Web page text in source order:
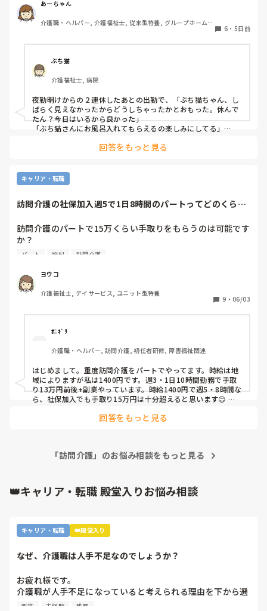
行きたくないな…」と感じることはあります。
そんなときに「この仕事をやっていてよかった」と思えた出
来事を思い浮かべたら前向きな気持ちで出勤できるかな？と
皆さんが訪問介護の仕事で「やっていてよかった」と感じた
エピソードがあれば、ぜひ教えてください。
あーちゃん
介護職・ヘルパー, 介護福祉士, 従来型特養, グループホーム,
6 ・ 5日前
ぶち猫
介護福祉士, 病院
夜勤明けからの２連休したあとの出勤で、「ぶち猫ちゃん、し
ばらく見えなかったからどうしちゃったかとおもった。休んで
たん？今日はいるから良かった」
「ぶち猫さんにお風呂入れてもらえるの楽しみにしてる」
回答をもっと見る
キャリア・転職
訪問介護の社保加入週5で1日8時間のパートってどのくらい
訪問介護のパートで15万くらい手取りをもらうのは可能です
か？
訪問介護に興味があるのですが、施設と違い件数をたくさん
ないイメージがあります。
訪問介護は、扶養内パートの方が多いのでしょうか？
社保に加入して正社員ではなくパートとして仕事をしたいと
パート 給料 訪問介護
ヨウコ
介護福祉士, デイサービス, ユニット型特養
9 ・ 06/03
ｵﾆｷﾞﾘ
介護職・ヘルパー, 訪問介護, 初任者研修, 障害福祉関連
はじめまして。重度訪問介護をパートでやってます。時給は地
域によりますが私は1400円です。週3・1日10時間勤務で手取
り13万円前後+副業やっています。時給1400円で週5・8時間な
ら、社保加入でも手取り15万円は十分超えると思います😊 よ
回答をもっと見る
「訪問介護」のお悩み相談をもっと見る
👑キャリア・転職 殿堂入りお悩み相談
キャリア・転職 👑殿堂入り
なぜ、介護職は人手不足なのでしょうか？
お疲れ様です。
介護職が人手不足になっていると考えられる理由を下から選
んで下さい
新卒 未経験 残業